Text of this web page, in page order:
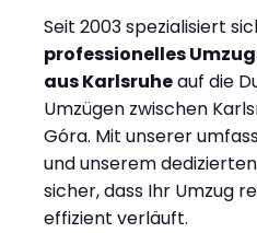
Seit 2003 spezialisiert
professionelles
aus Karlsruheauf die
Umzügen zwischen
Góra. Mit unserer
und unserem
sicher, dass Ihr Umzug
effizient verläuft.